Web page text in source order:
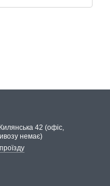
42 (офіс,
немає)